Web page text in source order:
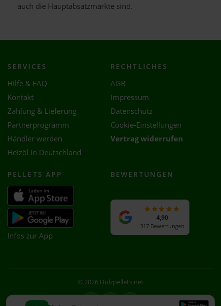
auch die Hauptabsatzmärkte sind.
SERVICES
Hilfe & FAQ
Kontakt
Zahlung & Lieferung
Partnerprogramm
Händler werden
Heizöl in Deutschland
RECHTLICHES
AGB
Impressum
Datenschutz
Cookie-Einstellungen
Vertrag widerrufen
PELLETS APP
Infos zur App
BEWERTUNGEN
4,90
317 Bewertungen
© 2026 Holzpellets.net